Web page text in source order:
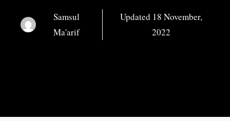
Samsul
Ma'arif
Updated 18 November,
2022